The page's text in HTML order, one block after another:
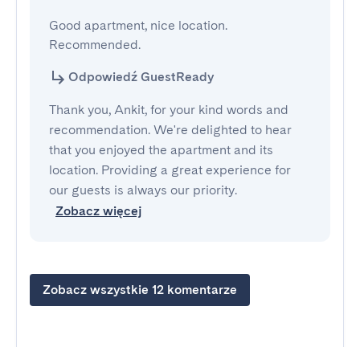
Good apartment, nice location.
Recommended.
Odpowiedź GuestReady
Thank you, Ankit, for your kind words and
recommendation. We're delighted to hear
that you enjoyed the apartment and its
location. Providing a great experience for
our guests is always our priority.
Zobacz więcej
Zobacz wszystkie 12 komentarze